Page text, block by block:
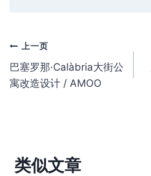
文
章
上一页
巴塞罗那·Calàbria大街公
寓改造设计 / AMOO
类似文章